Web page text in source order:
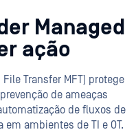
Managed
ação
Transfer MFT) protege
de ameaças
de fluxos de
ambientes de TI e OT.